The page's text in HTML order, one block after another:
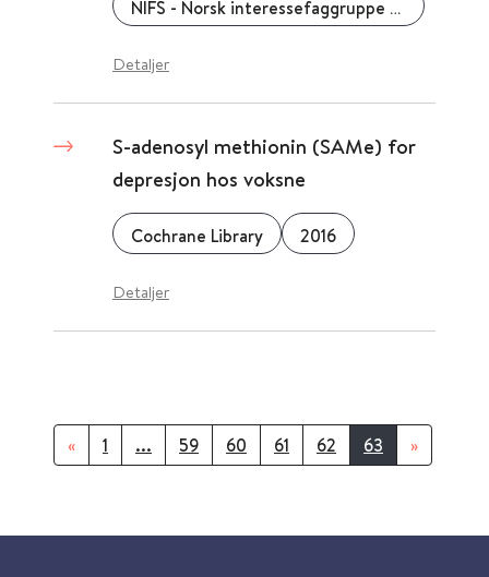
NIFS - Norsk interessefaggruppe for sårheling
Detaljer
S-adenosyl methionin (SAMe) for
depresjon hos voksne
Cochrane Library 2016
Detaljer
« 1 ... 59 60 61 62 63 »